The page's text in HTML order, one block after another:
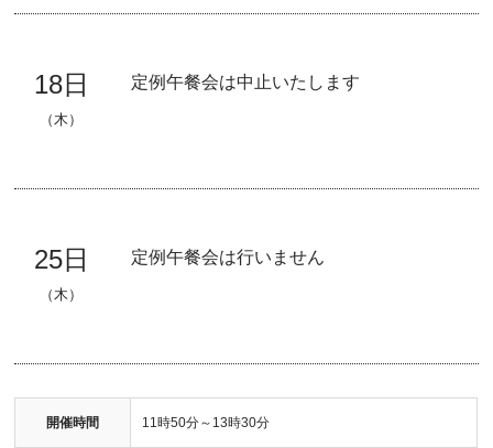
18日
（木）
定例午餐会は中止いたします
25日
（木）
定例午餐会は行いません
開催時間 11時50分～13時30分